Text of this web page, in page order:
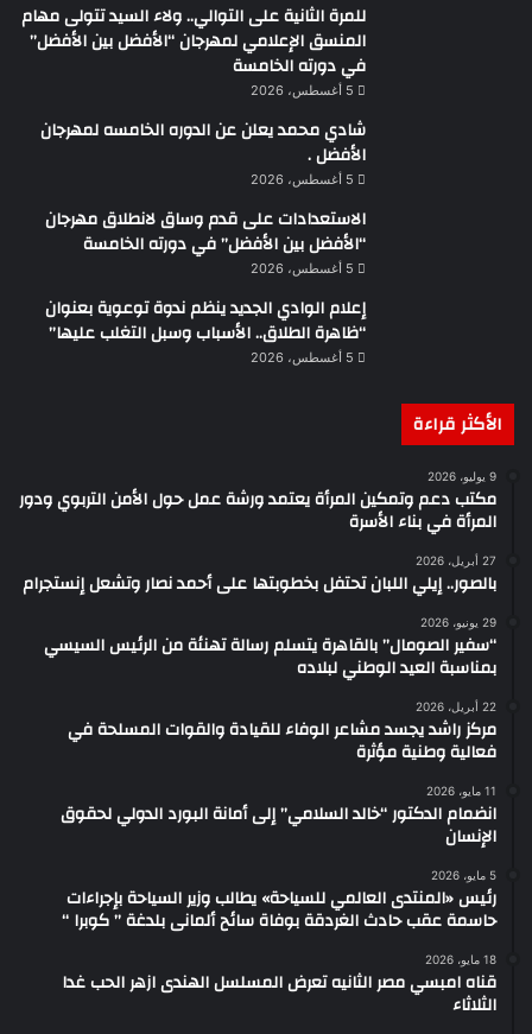
للمرة الثانية على التوالي.. ولاء السيد تتولى مهام
المنسق الإعلامي لمهرجان “الأفضل بين الأفضل”
في دورته الخامسة
5 أغسطس، 2026
شادي محمد يعلن عن الدوره الخامسه لمهرجان
الأفضل .
5 أغسطس، 2026
الاستعدادات على قدم وساق لانطلاق مهرجان
“الأفضل بين الأفضل” في دورته الخامسة
5 أغسطس، 2026
إعلام الوادي الجديد ينظم ندوة توعوية بعنوان
“ظاهرة الطلاق.. الأسباب وسبل التغلب عليها”
5 أغسطس، 2026
الأكثر قراءة
9 يوليو، 2026
مكتب دعم وتمكين المرأة يعتمد ورشة عمل حول الأمن التربوي ودور
المرأة في بناء الأسرة
27 أبريل، 2026
بالصور.. إيلي اللبان تحتفل بخطوبتها على أحمد نصار وتشعل إنستجرام
29 يونيو، 2026
“سفير الصومال” بالقاهرة يتسلم رسالة تهنئة من الرئيس السيسي
بمناسبة العيد الوطني لبلاده
22 أبريل، 2026
مركز راشد يجسد مشاعر الوفاء للقيادة والقوات المسلحة في
فعالية وطنية مؤثرة
11 مايو، 2026
انضمام الدكتور “خالد السلامي” إلى أمانة البورد الدولي لحقوق
الإنسان
5 مايو، 2026
رئيس «المنتدى العالمي للسياحة» يطالب وزير السياحة بإجراءات
حاسمة عقب حادث الغردقة بوفاة سائح ألمانى بلدغة ” كوبرا “
18 مايو، 2026
قناه امبسي مصر الثانيه تعرض المسلسل الهندى ازهر الحب غدا
الثلاثاء